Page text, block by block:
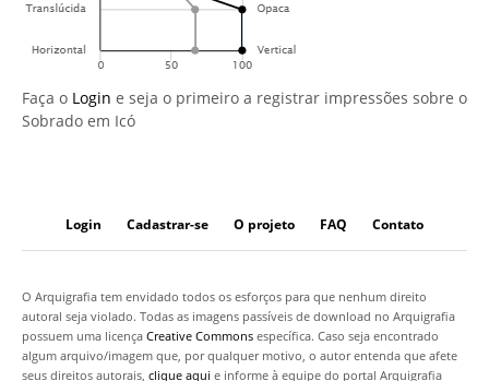
Faça o Login e seja o primeiro a registrar impressões sobre o
Sobrado em Icó
Login Cadastrar-se O projeto FAQ Contato
O Arquigrafia tem envidado todos os esforços para que nenhum direito
autoral seja violado. Todas as imagens passíveis de download no Arquigrafia
possuem uma licença Creative Commons específica. Caso seja encontrado
algum arquivo/imagem que, por qualquer motivo, o autor entenda que afete
seus direitos autorais, clique aqui e informe à equipe do portal Arquigrafia